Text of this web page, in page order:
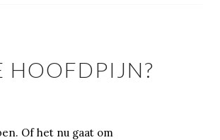
HOOFDPIJN?
Of het nu gaat om